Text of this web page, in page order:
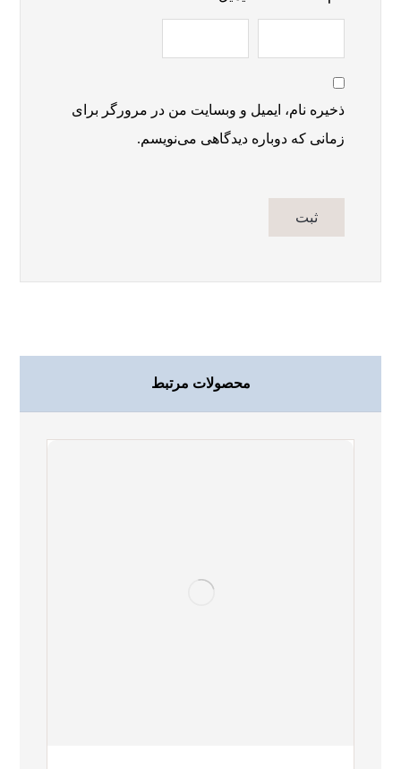
ذخیره نام، ایمیل و وبسایت من در مرورگر برای
زمانی که دوباره دیدگاهی می‌نویسم.
محصولات مرتبط